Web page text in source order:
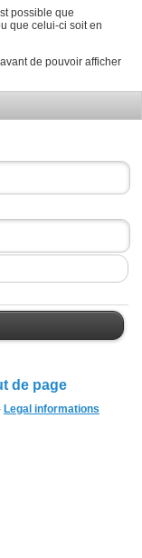
possible que
que celui-ci soit en
avant de pouvoir afficher
de page
Legal informations